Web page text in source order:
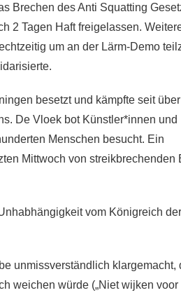
Brechen des Anti Squatting
2 Tagen Haft freigelassen.
um an der Lärm-Demo
besetzt und kämpfte seit
De Vloek bot Künstler*innen und
Menschen besucht. Ein
Mittwoch von streikbrechenden
vom Königreich
unmissverständlich klargemacht,
weichen würde („Niet wijken voor